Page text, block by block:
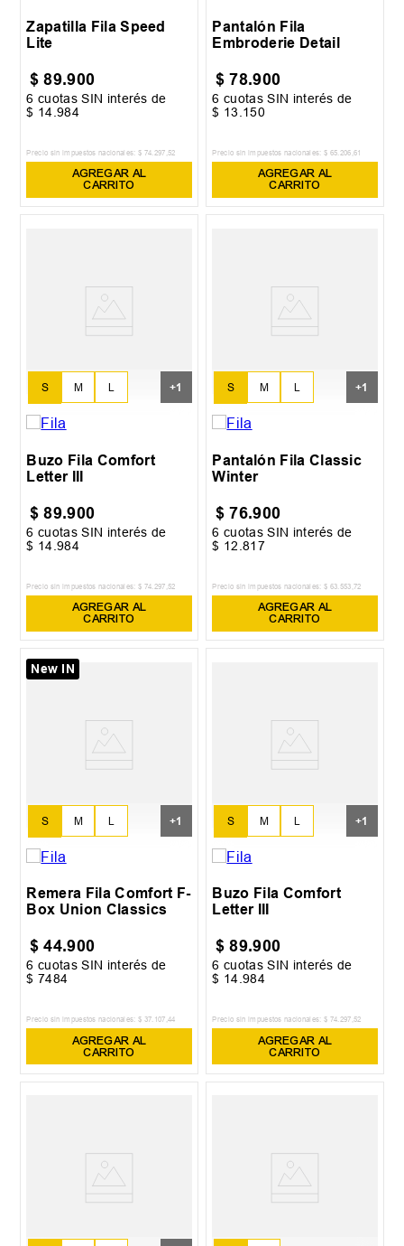
Zapatilla Fila Speed
Lite
$ 89.900
6 cuotas SIN interés de
$ 14 .984
Precio sin impuestos nacionales: $ 74 297 52
AGREGAR AL
CARRITO
Pantalón Fila
Embroderie Detail
$ 78.900
6 cuotas SIN interés de
$ 13 150
Precio sin impuestos nacionales: $ 65 206 61
AGREGAR AL
CARRITO
S M L
XL
+1
Buzo Fila Comfort
Letter III
$ 89.900
6 cuotas SIN interés de
$ 14 .984
Precio sin impuestos nacionales: $ 74 297 52
AGREGAR AL
CARRITO
S M L
XL
+1
Pantalón Fila Classic
Winter
$ 76.900
6 cuotas SIN interés de
$ 12 .817
Precio sin impuestos nacionales: $ 63 553 72
AGREGAR AL
CARRITO
New IN
S M L
XL
+1
Remera Fila Comfort F-
Box Union Classics
$ 44.900
6 cuotas SIN interés de
$ 7484
Precio sin impuestos nacionales: $ 37. 107 ,44
AGREGAR AL
CARRITO
S M L
XL
+1
Buzo Fila Comfort
Letter III
$ 89.900
6 cuotas SIN interés de
$ 14.984
Precio sin impuestos nacionales: $ 74.297 ,52
AGREGAR AL
CARRITO